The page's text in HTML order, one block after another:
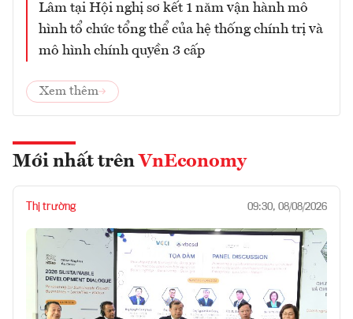
Lâm tại Hội nghị sơ kết 1 năm vận hành mô
hình tổ chức tổng thể của hệ thống chính trị và
mô hình chính quyền 3 cấp
Xem thêm
Mới nhất trên VnEconomy
Thị trường 09:30, 08/08/2026